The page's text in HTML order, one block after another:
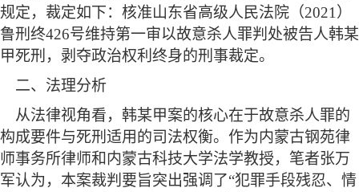
规定，裁定如下：核准山东省高级人民法院（2021）
鲁刑终426号维持第一审以故意杀人罪判处被告人韩某
甲死刑，剥夺政治权利终身的刑事裁定。
二、法理分析
从法律视角看，韩某甲案的核心在于故意杀人罪的
构成要件与死刑适用的司法权衡。作为内蒙古钢苑律
师事务所律师和内蒙古科技大学法学教授，笔者张万
军认为，本案裁判要旨突出强调了“犯罪手段残忍、情